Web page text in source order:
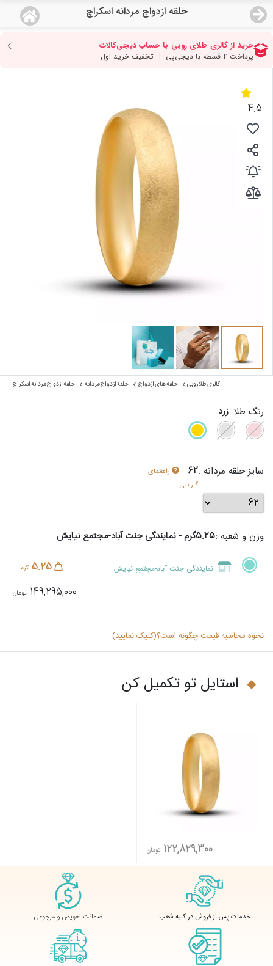
حلقه ازدواج مردانه اسکراچ
منو
صفحه اصلی
دسته بندی محصولات
نمایندگی ها
مجله روبی
درباره ما
4.5
گالری طلا روبی حلقه های ازدواج حلقه ازدواج مردانه حلقه ازدواج مردانه اسکراچ
رنگ طلا :زرد
سایز حلقه مردانه :62
راهنمای
گارانتی
وزن و شعبه :5.25گرم - نمایندگی جنت آباد-مجتمع نیایش
نمایندگی جنت آباد-مجتمع نیایش 5.25 گرم
149,295,000
نحوه محاسبه قیمت چگونه است؟(کلیک نمایید)
استایل تو تکمیل کن
122,829,300 تومان
خدمات پس از فروش در کلیه شعب ضمانت تعویض و مرجوعی